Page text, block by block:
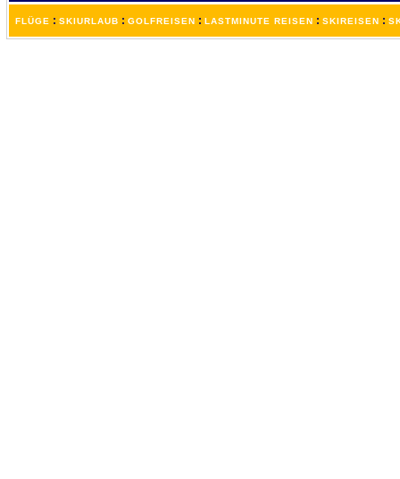
FLÜGE : SKIURLAUB : GOLFREISEN : LASTMINUTE REISEN : SKIREISEN :